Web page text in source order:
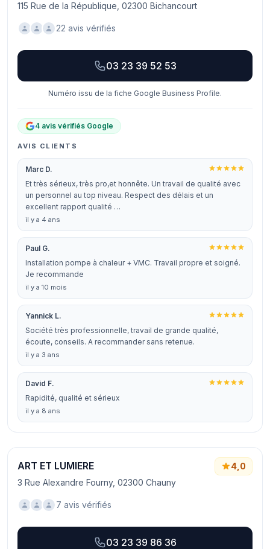
115 Rue de la République, 02300 Bichancourt
22 avis vérifiés
03 23 39 52 53
Numéro issu de la fiche Google Business Profile.
4 avis vérifiés Google
AVIS CLIENTS
Marc D.
Et très sérieux, très pro,et honnête. Un travail de qualité avec
un personnel au top niveau. Respect des délais et un
excellent rapport qualité …
il y a 4 ans
Paul G.
Installation pompe à chaleur + VMC. Travail propre et soigné.
Je recommande
il y a 10 mois
Yannick L.
Société très professionnelle, travail de grande qualité,
écoute, conseils. A recommander sans retenue.
il y a 3 ans
David F.
Rapidité, qualité et sérieux
il y a 8 ans
ART ET LUMIERE
3 Rue Alexandre Fourny, 02300 Chauny
4,0
7 avis vérifiés
03 23 39 86 36